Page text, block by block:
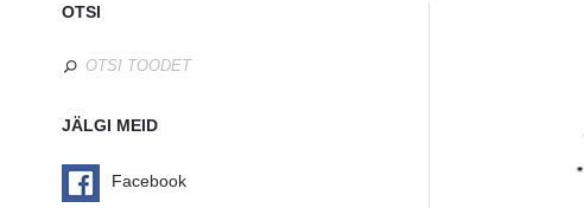
OTSI
JÄLGI MEID
Facebook